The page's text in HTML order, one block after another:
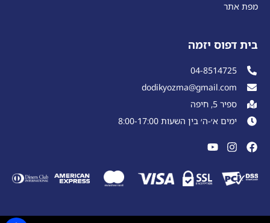
מפת אתר
בית דפוס יזמה
04-8514725
dodikyozma@gmail.com
ספיר 5, חיפה
ימים א׳-ה׳ בין השעות 8:00-17:00